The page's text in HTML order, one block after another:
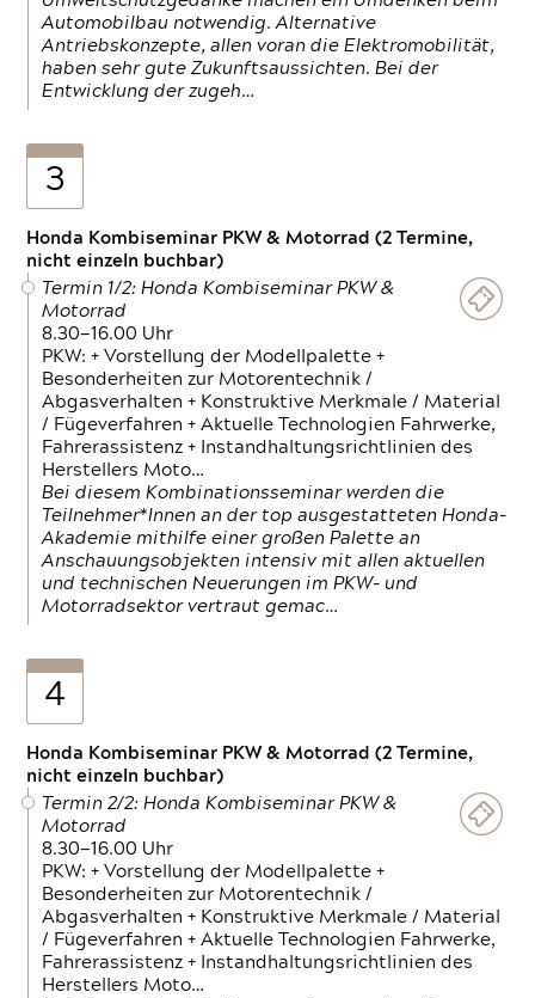
Automobilbau notwendig. Alternative
Antriebskonzepte, allen voran die Elektromobilität,
haben sehr gute Zukunftsaussichten. Bei der
Entwicklung der zugeh…
3
Honda Kombiseminar PKW & Motorrad (2 Termine,
nicht einzeln buchbar)
Termin 1/2: Honda Kombiseminar PKW &
Motorrad
8.30—16.00 Uhr
PKW: + Vorstellung der Modellpalette +
Besonderheiten zur Motorentechnik /
Abgasverhalten + Konstruktive Merkmale / Material
/ Fügeverfahren + Aktuelle Technologien Fahrwerke,
Fahrerassistenz + Instandhaltungsrichtlinien des
Herstellers Moto…
Bei diesem Kombinationsseminar werden die
Teilnehmer*Innen an der top ausgestatteten Honda-
Akademie mithilfe einer großen Palette an
Anschauungsobjekten intensiv mit allen aktuellen
und technischen Neuerungen im PKW- und
Motorradsektor vertraut gemac…
4
Honda Kombiseminar PKW & Motorrad (2 Termine,
nicht einzeln buchbar)
Termin 2/2: Honda Kombiseminar PKW &
Motorrad
8.30—16.00 Uhr
PKW: + Vorstellung der Modellpalette +
Besonderheiten zur Motorentechnik /
Abgasverhalten + Konstruktive Merkmale / Material
/ Fügeverfahren + Aktuelle Technologien Fahrwerke,
Fahrerassistenz + Instandhaltungsrichtlinien des
Herstellers Moto…